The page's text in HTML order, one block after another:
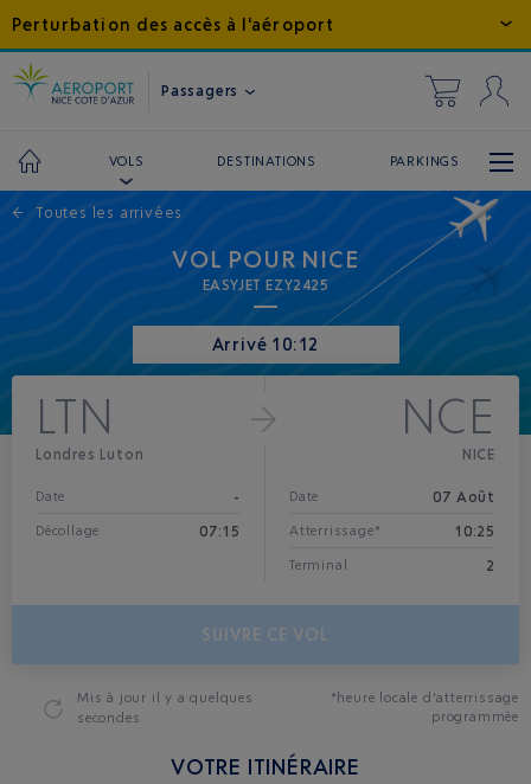
Perturbation des accès à l'aéroport
Passagers
VOLS DESTINATIONS PARKINGS
← Toutes les arrivées
VOL POUR NICE
EASYJET EZY2425
Arrivé 10:12
LTN
Londres Luton
Date -
Décollage 07:15
NCE
NICE
Date 07 Août
Atterrissage* 10:25
Terminal 2
SUIVRE CE VOL
Mis à jour il y a quelques
secondes
*heure locale d'atterrissage
programmée
VOTRE ITINÉRAIRE